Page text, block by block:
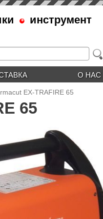
инструмент
О НАС
EX-TRAFIRE 65
65